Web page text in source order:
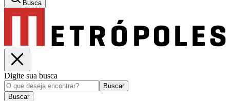
Busca
Digite sua busca
Buscar
Buscar